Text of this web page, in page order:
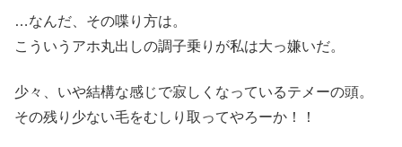
…なんだ、その喋り方は。
こういうアホ丸出しの調子乗りが私は大っ嫌いだ。
少々、いや結構な感じで寂しくなっているテメーの頭。
その残り少ない毛をむしり取ってやろーか！！